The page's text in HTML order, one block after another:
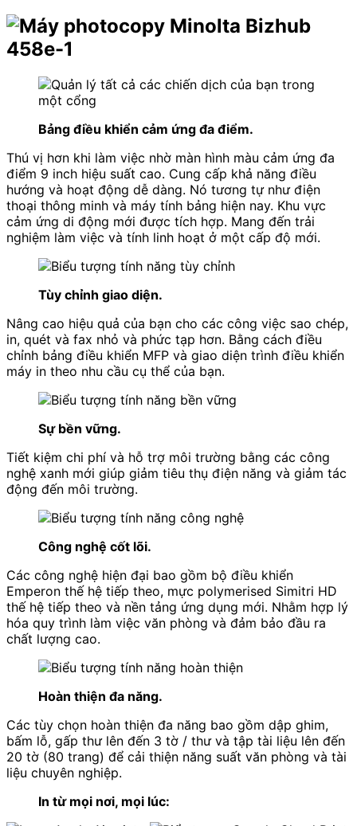
Bảng điều khiển cảm ứng đa điểm.
Thú vị hơn khi làm việc nhờ màn hình màu cảm ứng đa
điểm 9 inch hiệu suất cao. Cung cấp khả năng điều
hướng và hoạt động dễ dàng. Nó tương tự như điện
thoại thông minh và máy tính bảng hiện nay. Khu vực
cảm ứng di động mới được tích hợp. Mang đến trải
nghiệm làm việc và tính linh hoạt ở một cấp độ mới.
Tùy chỉnh giao diện.
Nâng cao hiệu quả của bạn cho các công việc sao chép,
in, quét và fax nhỏ và phức tạp hơn. Bằng cách điều
chỉnh bảng điều khiển MFP và giao diện trình điều khiển
máy in theo nhu cầu cụ thể của bạn.
Sự bền vững.
Tiết kiệm chi phí và hỗ trợ môi trường bằng các công
nghệ xanh mới giúp giảm tiêu thụ điện năng và giảm tác
động đến môi trường.
Công nghệ cốt lõi.
Các công nghệ hiện đại bao gồm bộ điều khiển
Emperon thế hệ tiếp theo, mực polymerised Simitri HD
thế hệ tiếp theo và nền tảng ứng dụng mới. Nhằm hợp lý
hóa quy trình làm việc văn phòng và đảm bảo đầu ra
chất lượng cao.
Hoàn thiện đa năng.
Các tùy chọn hoàn thiện đa năng bao gồm dập ghim,
bấm lỗ, gấp thư lên đến 3 tờ / thư và tập tài liệu lên đến
20 tờ (80 trang) để cải thiện năng suất văn phòng và tài
liệu chuyên nghiệp.
In từ mọi nơi, mọi lúc: